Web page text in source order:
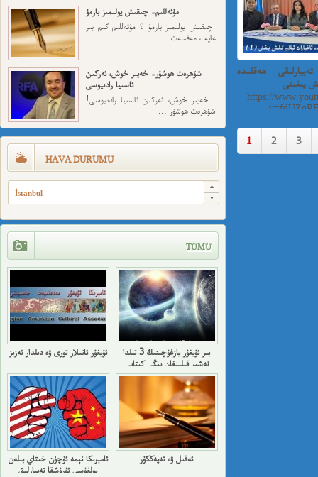
ھەققىدە
يىغىنى
https://
1 2 3
مۇئەللىم- چىقىش يولىمىز بارمۇ
چىقىش يولىمىز بارمۇ ؟ مۇئەللىم كىم بىر
غايە ، مەقسەت...
شۆھرەت ھوشۇر- خەيىر خوش، ئەركىن
ئاسىيا رادىيوسى
خەيىر خوش، ئەركىن ئاسىيا رادىيوسى!
شۆھرەت ھوشۇر ...
HAVA DURUMU
İstanbul
TÜMÜ
ئۇيغۇر ئانىلار تورى ۋە دىلدار ئەزىز
بىر ئۇيغۇر يازغۇچىنىڭ 3 تىلدا
نەشىر قىلىنغان يېڭى كىتابى
ئامېرىكا نېمە ئۈچۈن خىتاي بىلەن
بولغۇسى ئۇرۇشقا تەييارلىق
ئەقىل ۋە تەپەككۇر